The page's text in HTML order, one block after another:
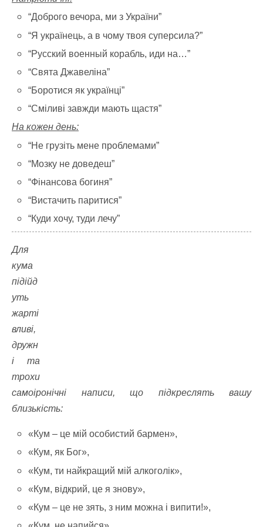
“Доброго вечора, ми з України”
“Я українець, а в чому твоя суперсила?”
“Русский военный корабль, иди на…”
“Свята Джавеліна”
“Боротися як українці”
“Сміливі завжди мають щастя”
На кожен день:
“Не грузіть мене проблемами”
“Мозку не доведеш”
“Фінансова богиня”
“Вистачить паритися”
“Куди хочу, туди лечу”
Для
кума
підійд
уть
жарті
вливі,
дружн
і та
трохи
самоіронічні написи, що підкреслять вашу
близькість:
«Кум – це мій особистий бармен»,
«Кум, як Бог»,
«Кум, ти найкращий мій алкоголік»,
«Кум, відкрий, це я знову»,
«Кум – це не зять, з ним можна і випити!»,